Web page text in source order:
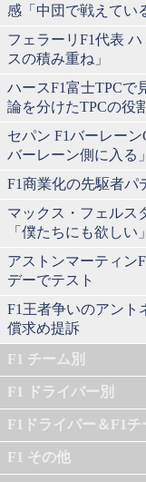
感「中団で戦えてい
フェラーリF1代表
スの積み重ね」
ハースF1富士TPCで
論を分けたTPCの役
セパン F1バーレー
バーレーン側に入る」
F1商業化の先駆者パ
マックス・フェルス
「僕たちにも欲しい」
アストンマーティン
デーでテスト
F1王者争いのアント
償求め提訴
F1 チーム別
F1 ドライバー別
F1ドライバー＆F1
F1 その他